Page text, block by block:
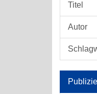
Titel
Autor